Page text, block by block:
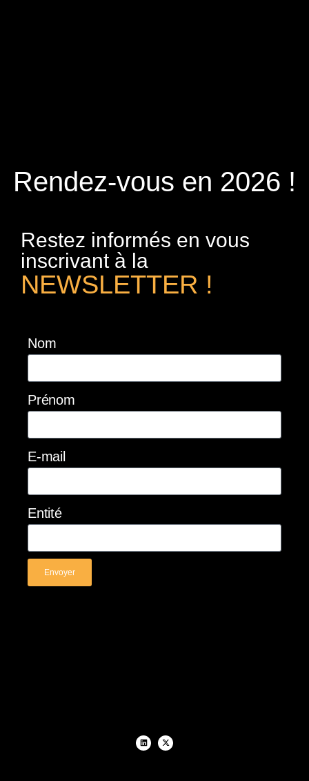
Rendez-vous en 2026 !
Restez informés en vous
inscrivant à la
NEWSLETTER !
Nom
Prénom
E-mail
Entité
Envoyer